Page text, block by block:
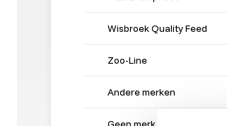
Wisbroek Quality Feed
Zoo-Line
Andere merken